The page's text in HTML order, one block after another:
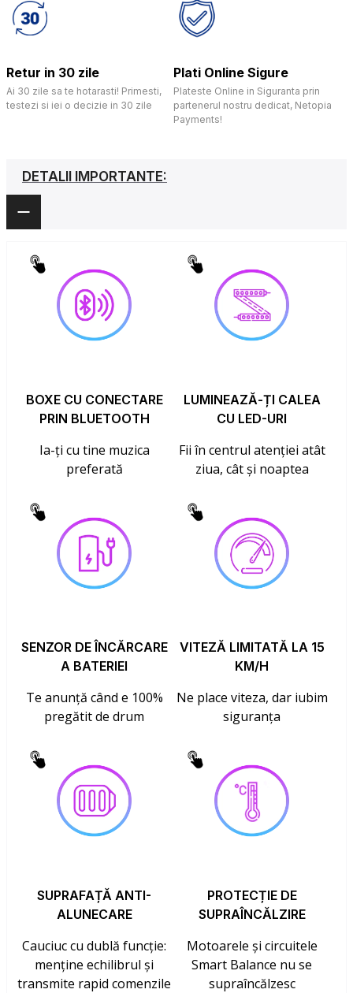
Retur in 30 zile
Ai 30 zile sa te hotarasti! Primesti,
testezi si iei o decizie in 30 zile
Plati Online Sigure
Plateste Online in Siguranta prin
partenerul nostru dedicat, Netopia
Payments!
DETALII IMPORTANTE:
BOXE CU CONECTARE
PRIN BLUETOOTH
Ia-ți cu tine muzica
preferată
LUMINEAZĂ-ȚI CALEA
CU LED-URI
Fii în centrul atenției atât
ziua, cât și noaptea
SENZOR DE ÎNCĂRCARE
A BATERIEI
Te anunță când e 100%
pregătit de drum
VITEZĂ LIMITATĂ LA 15
KM/H
Ne place viteza, dar iubim
siguranța
SUPRAFAȚĂ ANTI-
ALUNECARE
Cauciuc cu dublă funcție:
menține echilibrul și
transmite rapid comenzile
PROTECȚIE DE
SUPRAÎNCĂLZIRE
Motoarele și circuitele
Smart Balance nu se
supraîncălzesc